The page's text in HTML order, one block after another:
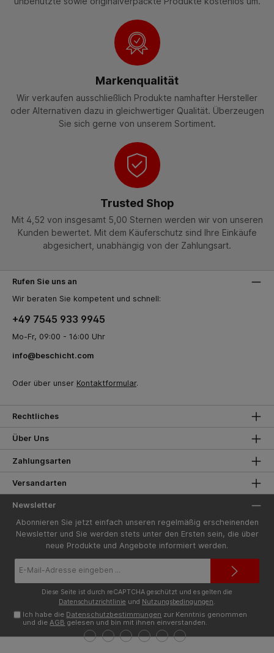
Markenqualität
Wir verkaufen ausschließlich Produkte namhafter Hersteller
oder Alternativen dazu in gleichwertiger Qualität. Überzeugen
Sie sich gerne von unserem Sortiment.
Trusted Shop
Mit 4,52 von insgesamt 5,00 Sternen werden wir von unseren
Kunden bewertet. Mit dem Käuferschutz sind Ihre Einkäufe
abgesichert, unabhängig von der Zahlungsart.
Rufen Sie uns an
Wir beraten Sie kompetent und schnell:
+49 7545 933 9945
Mo-Fr, 09:00 - 16:00 Uhr
info@beschicht.com
Oder über unser Kontaktformular.
Rechtliches
Über Uns
Zahlungsarten
Versandarten
Newsletter
Abonnieren Sie jetzt einfach unseren regelmäßig erscheinenden
Newsletter und Sie werden stets unter den Ersten sein, die über
neue Produkte und Angebote informiert werden.
Mail-
Diese Seite ist durch reCAPTCHA geschützt und es gelten die
Datenschutzrichtlinie und Nutzungsbedingungen.
Ich habe die Datenschutzbestimmungen zur Kenntnis genommen
und dieAGB gelesen und bin mit ihnen einverstanden.